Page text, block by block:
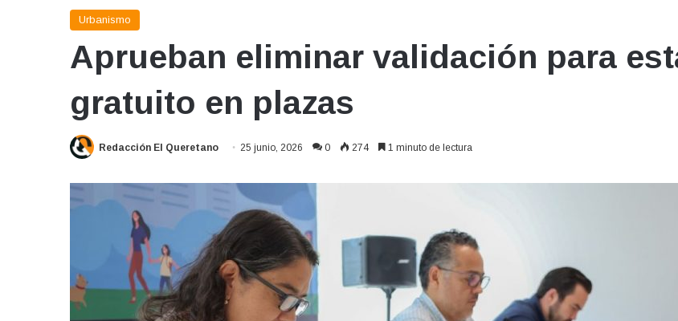
Urbanismo
Aprueban eliminar validación para
gratuito en plazas
Redacción El Queretano 25 junio, 2026 0 274 1 minuto de lectura